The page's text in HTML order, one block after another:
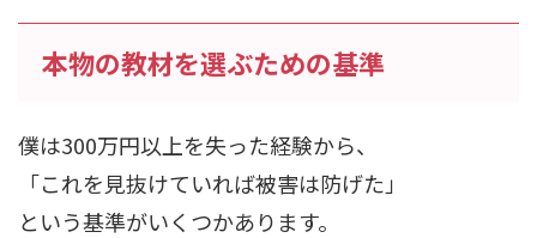
本物の教材を選ぶための基準
僕は300万円以上を失った経験から、
「これを見抜けていれば被害は防げた」
という基準がいくつかあります。